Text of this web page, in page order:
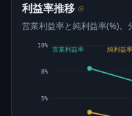
利益率推移 ⊙
営業利益率と純利益率(%)
5%
8%
10%
営業利益率 純利益率